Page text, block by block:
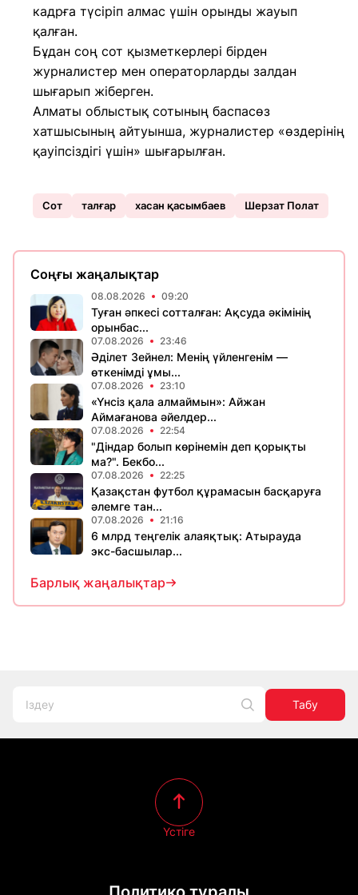
кадрға түсіріп алмас үшін орынды жауып
қалған.
Бұдан соң сот қызметкерлері бірден
журналистер мен операторларды залдан
шығарып жіберген.
Алматы облыстық сотының баспасөз
хатшысының айтуынша, журналистер «өздерінің
қауіпсіздігі үшін» шығарылған.
Сот талғар хасан қасымбаев Шерзат Пoлат
Соңғы жаңалықтар
08.08.2026 09:20
Туған әпкесі сотталған: Ақсуда әкімінің
орынбас...
07.08.2026 23:46
Әділет Зейнел: Менің үйленгенім —
өткенімді ұмы...
07.08.2026 23:10
«Үнсіз қала алмаймын»: Айжан
Аймағанова әйелдер...
07.08.2026 22:54
"Діндар болып көрінемін деп қорықты
ма?". Бекбо...
07.08.2026 22:25
Қазақстан футбол құрамасын басқаруға
әлемге тан...
07.08.2026 21:16
6 млрд теңгелік алаяқтық: Атырауда
экс-басшылар...
Барлық жаңалықтар
Табу
Үстіге